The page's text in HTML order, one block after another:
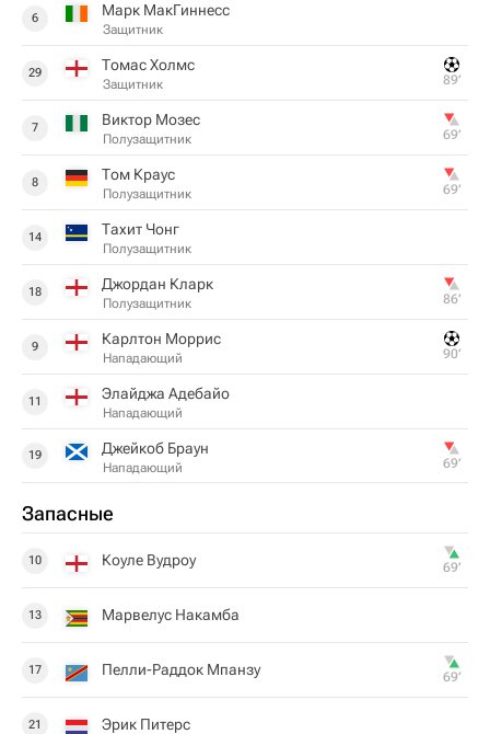
6 Марк МакГиннесс
Защитник
29 Томас Холмс
Защитник 89‎’‎
7 Виктор Мозес
Полузащитник 69‎’‎
8 Том Краус
Полузащитник 69‎’‎
14 Тахит Чонг
Полузащитник
18 Джордан Кларк
Полузащитник 86‎’‎
9 Карлтон Моррис
Нападающий 90‎’‎
11 Элайджа Адебайо
Нападающий
19 Джейкоб Браун
Нападающий 69‎’‎
Запасные
10 Коуле Вудроу 69‎’‎
13 Марвелус Накамба
17 Пелли-Раддок Мпанзу 69‎’‎
21 Эрик Питерс